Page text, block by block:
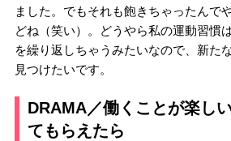
ました。でもそれも飽きちゃったんで
どね（笑い）。どうやら私の運動習慣
を繰り返しちゃうみたいなので、新た
見つけたいです。
DRAMA／働くことが楽し
てもらえたら